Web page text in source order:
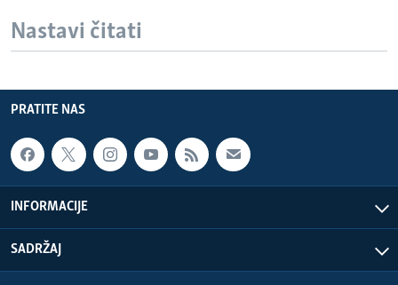
Nastavi čitati
PRATITE NAS
INFORMACIJE
SADRŽAJ